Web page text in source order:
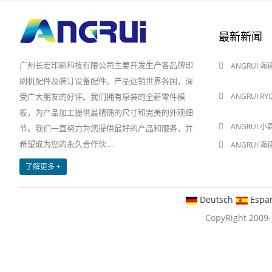
广州长宏印刷科技有限公司主要开发生产各品牌印
刷机配件及装订设备配件。产品远销世界各国，深
受广大朋友的好评。我们拥有原装的全新零件模
板，为产品加工提供最精确的尺寸和完美的外观细
节。我们一直努力为您提供最好的产品和服务，并
希望成为您的永久合作伙...
了解更多 +
最新新闻
ANGRUI 海
ANGRUI
ANGRUI 小
ANGRUI 海
Deutsch
CopyRight